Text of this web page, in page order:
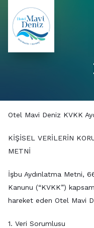
Otel Mavi Deniz KVKK
KİŞİSEL VERİLERİN
METNİ
İşbu Aydınlatma Metni,
Kanunu (“KVKK”)
hareket eden Otel Mavi
1. Veri Sorumlusu